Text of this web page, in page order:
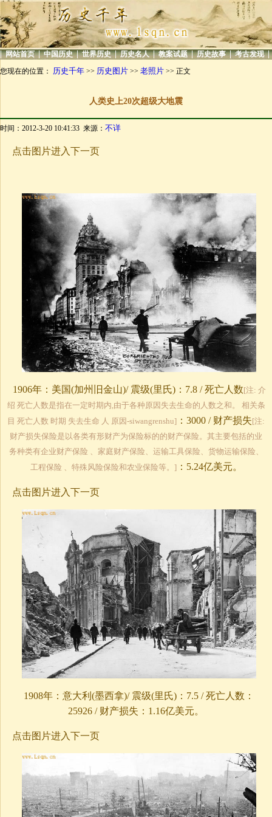
| 网站首页 | 中国历史 | 世界历史 | 历史名人 | 教案试题 | 历史故事 | 考古发现 |
您现在的位置： 历史千年 >> 历史图片 >> 老照片 >> 正文
人类史上20次超级大地震
时间：2012-3-20 10:41:33 来源： 不详
点击图片进入下一页
1906年：美国(加州旧金山)/ 震级(里氏)：7.8 / 死亡人数[注: 介
绍 死亡人数是指在一定时期内,由于各种原因失去生命的人数之和。 相关条
目 死亡人数 时期 失去生命 人 原因-siwangrenshu] ：3000 / 财产损失[注:
财产损失保险是以各类有形财产为保险标的的财产保险。其主要包括的业
务种类有企业财产保险 、家庭财产保险、运输工具保险、货物运输保险、
工程保险 、特殊风险保险和农业保险等。]：5.24亿美元。
点击图片进入下一页
1908年：意大利(墨西拿)/ 震级(里氏)：7.5 / 死亡人数：
25926 / 财产损失：1.16亿美元。
点击图片进入下一页